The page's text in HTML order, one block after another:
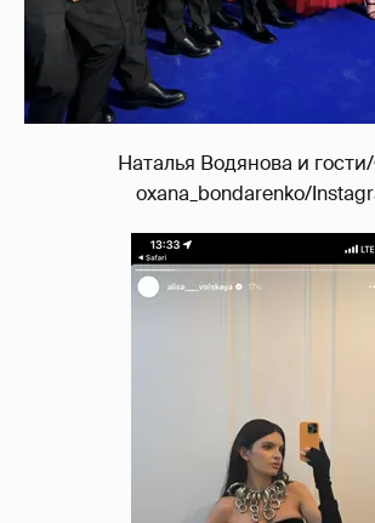
Наталья Водянова и
oxana_bondarenko/